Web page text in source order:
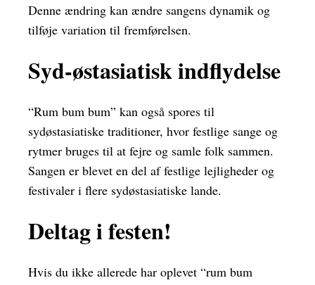
Denne ændring kan ændre sangens dynamik og
tilføje variation til fremførelsen.
Syd-østasiatisk indflydelse
“Rum bum bum” kan også spores til
sydøstasiatiske traditioner, hvor festlige sange og
rytmer bruges til at fejre og samle folk sammen.
Sangen er blevet en del af festlige lejligheder og
festivaler i flere sydøstasiatiske lande.
Deltag i festen!
Hvis du ikke allerede har oplevet “rum bum